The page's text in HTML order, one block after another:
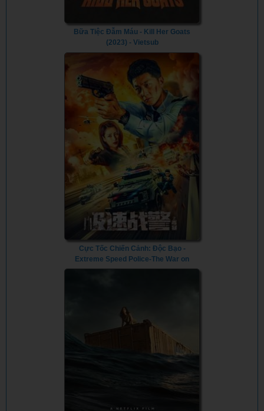
Bữa Tiệc Đẫm Máu - Kill Her Goats
(2023) - Vietsub
Cực Tốc Chiến Cảnh: Độc Bạo -
Extreme Speed Police-The War on
Drugs (2024) - Vietsub